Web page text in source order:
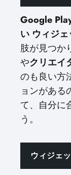
Google
い ウィジェ
肢が見つか
やクリエイ
のも良い方
ョンがある
て、自分に
う。
ウィジェ